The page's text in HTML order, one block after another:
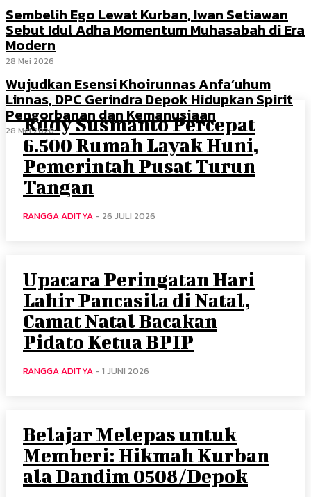
Sembelih Ego Lewat Kurban, Iwan Setiawan
Sebut Idul Adha Momentum Muhasabah di Era
Modern
28 Mei 2026
Wujudkan Esensi Khoirunnas Anfa’uhum
Linnas, DPC Gerindra Depok Hidupkan Spirit
Pengorbanan dan Kemanusiaan
28 Mei 2026
Rudy Susmanto Percepat
6.500 Rumah Layak Huni,
Pemerintah Pusat Turun
Tangan
RANGGA ADITYA - 26 JULI 2026
Upacara Peringatan Hari
Lahir Pancasila di Natal,
Camat Natal Bacakan
Pidato Ketua BPIP
RANGGA ADITYA - 1 JUNI 2026
Belajar Melepas untuk
Memberi: Hikmah Kurban
ala Dandim 0508/Depok